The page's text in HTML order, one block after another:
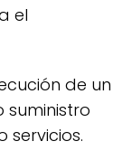
el
de un
servicios.